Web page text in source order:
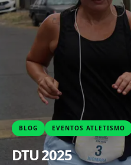
BLOG EVENTOS ATLETISMO
DTU 2025